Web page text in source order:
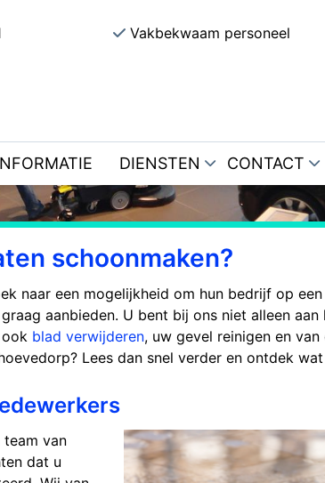
Vakbekwaam personeel
DIENSTEN CONTACT
schoonmaken?
naar een mogelijkheid om hun bedrijf op
aanbieden. U bent bij ons niet alleen
blad verwijderen, uw gevel reinigen en
Lees dan snel verder en ontdek
van
dat u